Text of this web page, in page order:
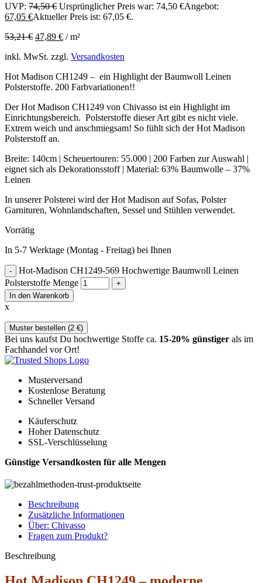
UVP: 74,50€ Ursprünglicher Preis war: 74,50 €Angebot:
67,05 €Aktueller Preis ist: 67,05 €.
53,21€ 47,89 € /m²
inkl. MwSt. zzgl. Versandkosten
Hot Madison CH1249 – ein Highlight der Baumwoll Leinen
Polsterstoffe. 200 Farbvariationen!!
Der Hot Madison CH1249 von Chivasso ist ein Highlight im
Einrichtungsbereich. Polsterstoffe dieser Art gibt es nicht viele.
Extrem weich und anschmiegsam! So fühlt sich der Hot Madison
Polsterstoff an.
Breite: 140cm | Scheuertouren: 55.000 | 200 Farben zur Auswahl |
eignet sich als Dekorationsstoff | Material: 63% Baumwolle – 37%
Leinen
In unserer Polsterei wird der Hot Madison auf Sofas, Polster
Garnituren, Wohnlandschaften, Sessel und Stühlen verwendet.
Vorrätig
In 5-7 Werktage (Montag - Freitag) bei Ihnen
Hot-Madison CH1249-569 Hochwertige Baumwoll Leinen
Polsterstoffe Menge
In den Warenkorb
x
Muster bestellen (2 €)
Bei uns kaufst Du hochwertige Stoffe ca. 15-20% günstiger als im
Fachhandel vor Ort!
Musterversand
Kostenlose Beratung
Schneller Versand
Käuferschutz
Hoher Datenschutz
SSL-Verschlüsselung
Günstige Versandkosten für alle Mengen
Beschreibung
Zusätzliche Informationen
Über: Chivasso
Fragen zum Produkt?
Beschreibung